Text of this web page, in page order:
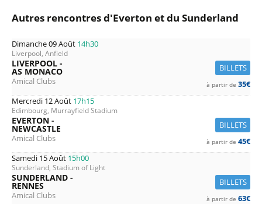
Autres rencontres d'Everton et du Sunderland
Dimanche 09 Août 14h30
Liverpool, Anfield
BILLETS
LIVERPOOL -
AS MONACO
Amical Clubs à partir de 35€
Mercredi 12 Août 17h15
Edimbourg, Murrayfield Stadium
BILLETS
EVERTON -
NEWCASTLE
Amical Clubs à partir de 45€
Samedi 15 Août 15h00
Sunderland, Stadium of Light
BILLETS
SUNDERLAND -
RENNES
Amical Clubs à partir de 63€